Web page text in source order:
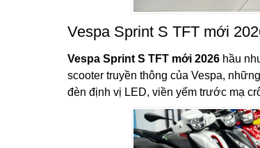
Vespa Sprint S TFT mới
Vespa Sprint S TFT mới 2026 hầu
scooter truyền thông của Vespa,
đèn định vị LED, viền yếm trước mạ